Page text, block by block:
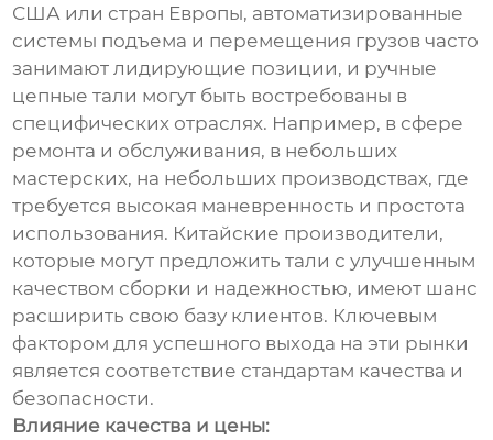
США или стран Европы, автоматизированные
системы подъема и перемещения грузов часто
занимают лидирующие позиции, и ручные
цепные тали могут быть востребованы в
специфических отраслях. Например, в сфере
ремонта и обслуживания, в небольших
мастерских, на небольших производствах, где
требуется высокая маневренность и простота
использования. Китайские производители,
которые могут предложить тали с улучшенным
качеством сборки и надежностью, имеют шанс
расширить свою базу клиентов. Ключевым
фактором для успешного выхода на эти рынки
является соответствие стандартам качества и
безопасности.
Влияние качества и цены: